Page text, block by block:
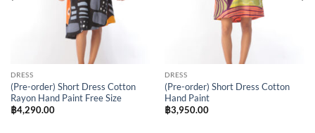
DRESS
(Pre-order) Short Dress Cotton
Rayon Hand Paint Free Size
฿4,290.00
DRESS
(Pre-order) Short Dress Cotton
Hand Paint
฿3,950.00